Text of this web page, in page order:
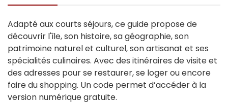
Adapté aux courts séjours, ce guide propose de
découvrir l'île, son histoire, sa géographie, son
patrimoine naturel et culturel, son artisanat et ses
spécialités culinaires. Avec des itinéraires de visite et
des adresses pour se restaurer, se loger ou encore
faire du shopping. Un code permet d’accéder à la
version numérique gratuite.